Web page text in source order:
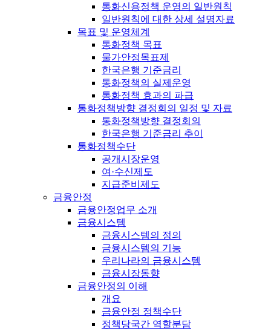
통화신용정책 운영의 일반원칙
일반원칙에 대한 상세 설명자료
목표 및 운영체계
통화정책 목표
물가안정목표제
한국은행 기준금리
통화정책의 실제운영
통화정책 효과의 파급
통화정책방향 결정회의 일정 및 자료
통화정책방향 결정회의
한국은행 기준금리 추이
통화정책수단
공개시장운영
여·수신제도
지급준비제도
금융안정
금융안정업무 소개
금융시스템
금융시스템의 정의
금융시스템의 기능
우리나라의 금융시스템
금융시장동향
금융안정의 이해
개요
금융안정 정책수단
정책당국간 역할분담